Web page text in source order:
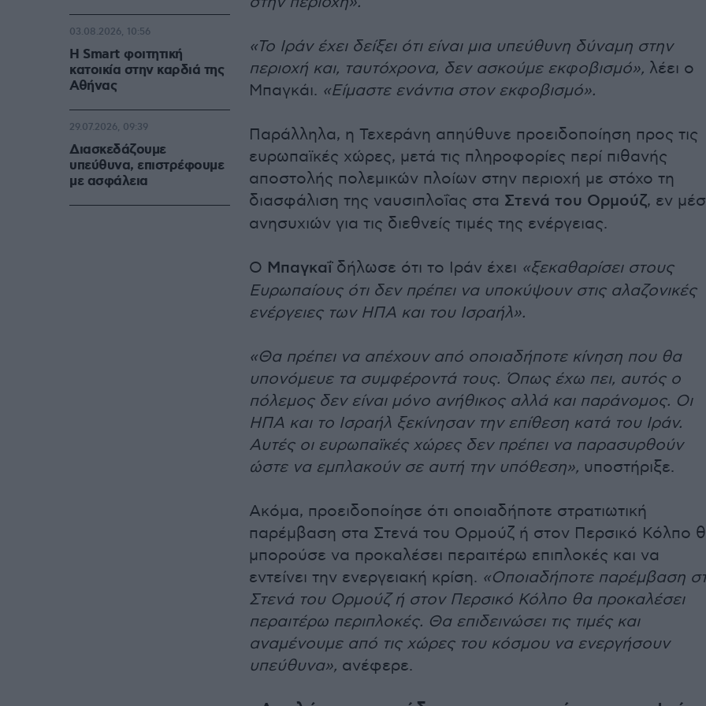
«Το Ιράν έχει δείξει ότι είναι μια υπεύθυνη δύναμη στην
περιοχή και, ταυτόχρονα, δεν ασκούμε εκφοβισμό», λέει ο
Μπαγκάι. «Είμαστε ενάντια στον εκφοβισμό».
Παράλληλα, η Τεχεράνη απηύθυνε προειδοποίηση προς τις
ευρωπαϊκές χώρες, μετά τις πληροφορίες περί πιθανής
αποστολής πολεμικών πλοίων στην περιοχή με στόχο τη
διασφάλιση της ναυσιπλοΐας στα Στενά του Ορμούζ, εν
ανησυχιών για τις διεθνείς τιμές της ενέργειας.
Ο Μπαγκαΐδήλωσε ότι το Ιράν έχει «ξεκαθαρίσει στους
Ευρωπαίους ότι δεν πρέπει να υποκύψουν στις αλαζονικές
ενέργειες των ΗΠΑ και του Ισραήλ».
«Θα πρέπει να απέχουν από οποιαδήποτε κίνηση που θα
υπονόμευε τα συμφέροντά τους. Όπως έχω πει, αυτός ο
πόλεμος δεν είναι μόνο ανήθικος αλλά και παράνομος. Οι
ΗΠΑ και το Ισραήλ ξεκίνησαν την επίθεση κατά του Ιράν.
Αυτές οι ευρωπαϊκές χώρες δεν πρέπει να παρασυρθούν
ώστε να εμπλακούν σε αυτή την υπόθεση», υποστήριξε.
Ακόμα, προειδοποίησε ότι οποιαδήποτε στρατιωτική
παρέμβαση στα Στενά του Ορμούζ ή στον Περσικό Κόλπο
μπορούσε να προκαλέσει περαιτέρω επιπλοκές και να
εντείνει την ενεργειακή κρίση. «Οποιαδήποτε παρέμβαση
Στενά του Ορμούζ ή στον Περσικό Κόλπο θα προκαλέσει
περαιτέρω περιπλοκές. Θα επιδεινώσει τις τιμές και
αναμένουμε από τις χώρες του κόσμου να ενεργήσουν
υπεύθυνα», ανέφερε.
Η Smart φοιτητική
κατοικία στην καρδιά της
Αθήνας
03.08.2026, 10:56
Διασκεδάζουμε
υπεύθυνα, επιστρέφουμε
με ασφάλεια
29.07.2026, 09:39